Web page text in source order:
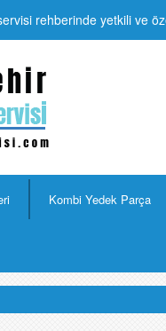
rehberinde yetkili ve
Kombi Yedek Parça